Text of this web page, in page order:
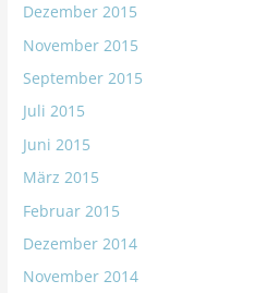
Dezember 2015
November 2015
September 2015
Juli 2015
Juni 2015
März 2015
Februar 2015
Dezember 2014
November 2014